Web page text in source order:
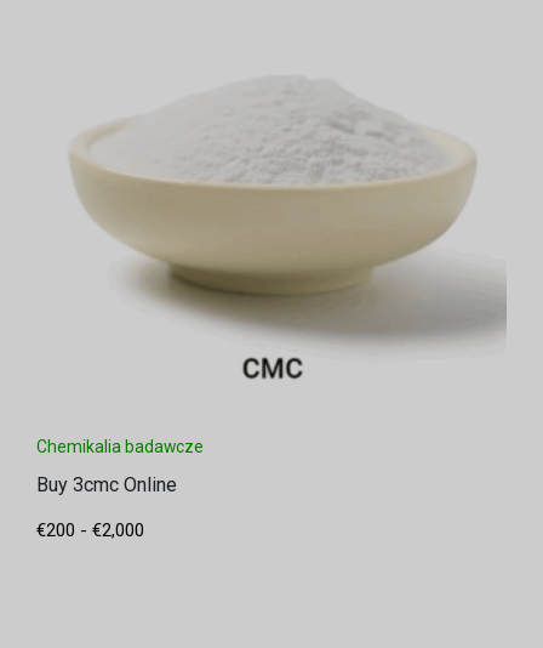
Chemikalia badawcze
Buy 3cmc Online
€200 - €2,000